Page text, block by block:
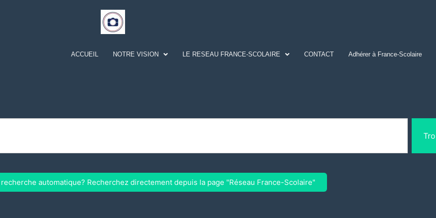
ACCUEIL NOTRE VISION LE RESEAU FRANCE-SCOLAIRE CONTACT Adhérer à France-Scolaire
automatique? Recherchez directement depuis la page "Réseau France-Scolaire"